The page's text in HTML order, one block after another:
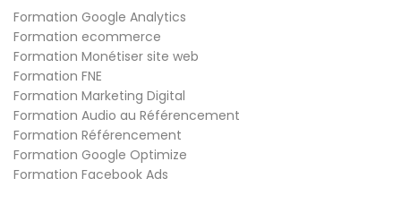
Formation Google Analytics
Formation ecommerce
Formation Monétiser site web
Formation FNE
Formation Marketing Digital
Formation Audio au Référencement
Formation Référencement
Formation Google Optimize
Formation Facebook Ads